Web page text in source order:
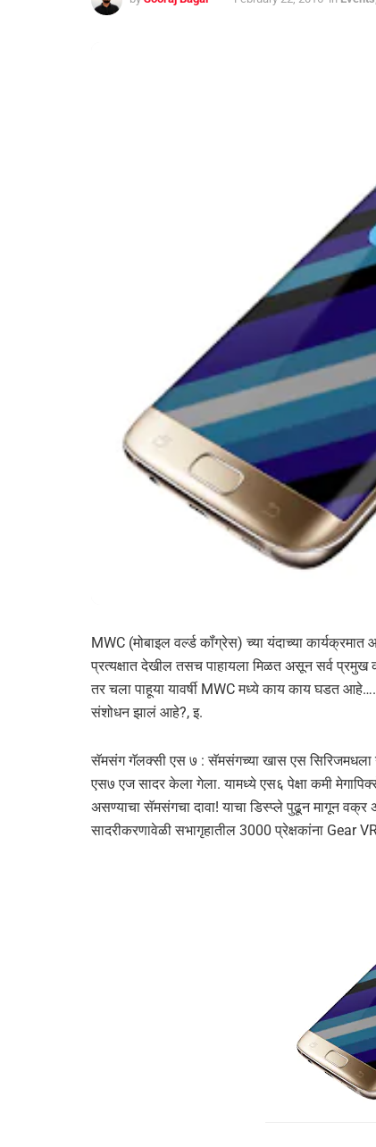
MWC (मोबाइल वर्ल्ड कॉंग्रेस) च्या यंदाच्या
प्रत्यक्षात देखील तसच पाहायला मिळत असून सर्व
तर चला पाहूया यावर्षी MWC मध्ये काय काय घडत
संशोधन झालं आहे?, इ.
सॅमसंग गॅलक्सी एस ७ : सॅमसंगच्या खास एस सिरिजमधला
एस७ एज सादर केला गेला. यामध्ये एस६ पेक्षा कमी
असण्याचा सॅमसंगचा दावा! याचा डिस्प्ले पुढून मागून
सादरीकरणावेळी सभागृहातील 3000 प्रेक्षकांना Gear VR